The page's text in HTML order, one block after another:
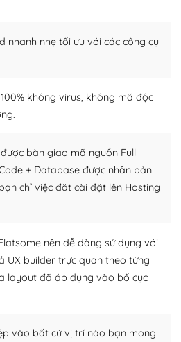
cho một diễn đàn cộng đồng
bởi các nhân viên và những
bạn có thể lên mạng và tìm
họ sẽ giúp bạn trả
sẵn sàng hỗ trợ bạn
các tính năng cần thiết. Có
miễn phí.
đảo, thư viện themes và
phong phú. Bạn có thể thỏa
nhanh nhẹ tối ưu với các công cụ
không virus, không mã độc
bàn giao mã nguồn Full
+ Database được nhân bản
chỉ việc đăt cài đặt lên Hosting
nên dễ dàng sử dụng với
UX builder trực quan theo từng
layout đã áp dụng vào bố cục
vào bất cứ vị trí nào bạn mong